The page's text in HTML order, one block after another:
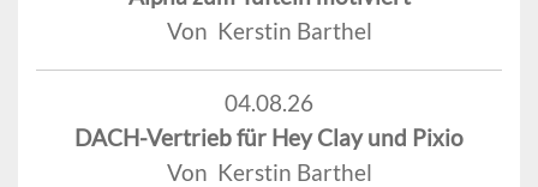
Von Kerstin Barthel
04.08.26
DACH-Vertrieb für Hey Clay und Pixio
Von Kerstin Barthel